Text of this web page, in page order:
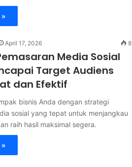
»
April 17, 2026 8
Media Sosial
Target Audiens
dan Efektif
bisnis Anda dengan strategi
sosial yang tepat untuk menjangkau
raih hasil maksimal segera.
»